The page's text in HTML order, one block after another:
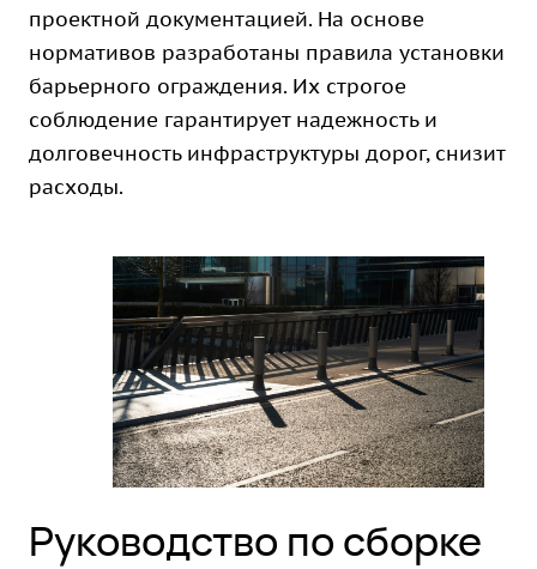
проектной документацией. На основе
нормативов разработаны правила установки
барьерного ограждения. Их строгое
соблюдение гарантирует надежность и
долговечность инфраструктуры дорог, снизит
расходы.
Руководство по сборке